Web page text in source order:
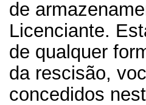
de
Licenciante.
de qualquer
da rescisão,
concedidos